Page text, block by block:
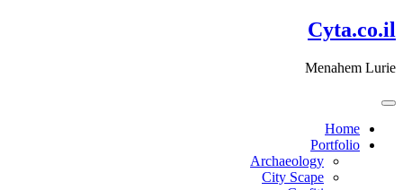
דלג
לתוכן
Cyta.co.il
Menahem Lurie
Home
Portfolio
Archaeology
City Scape